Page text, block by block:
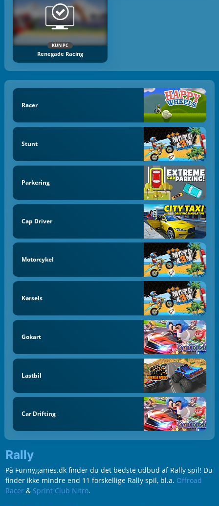
KUN PC
Renegade Racing
Racer
Stunt
Parkering
Cap Driver
Motorcykel
Kørsels
Gokart
Lastbil
Car Drifting
Rally
På Funnygames.dk finder du det bedste udbud af Rally spil! Du
finder ikke mindre end 11 forskellige Rally spil, bl.a. Offroad
Racer& Sprint Club Nitro.